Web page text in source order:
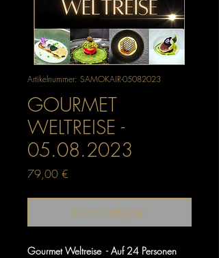
Artikelnummer: SAMOKAIR-05082023
GOURMET
WELTREISE -
05.08.2023
79,00 €
Nicht verfügbar
Gourmet Weltreise - Auf 24 Personen